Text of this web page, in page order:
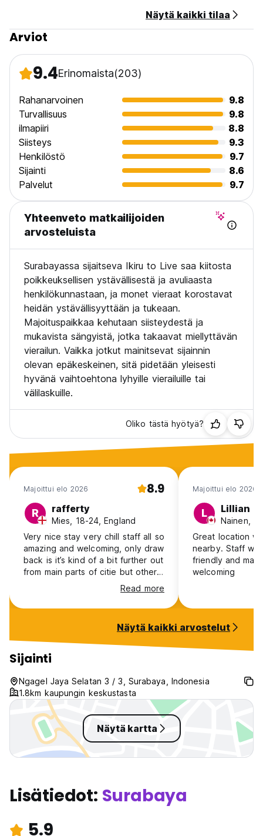
Näytä kaikki tilaa
Arviot
9.4Erinomaista(203)
Rahanarvoinen
9.8
Turvallisuus
9.8
ilmapiiri
8.8
Siisteys
9.3
Henkilöstö
9.7
Sijainti
8.6
Palvelut
9.7
Yhteenveto matkailijoiden
arvosteluista
Surabayassa sijaitseva Ikiru to Live saa kiitosta
poikkeuksellisen ystävällisestä ja avuliaasta
henkilökunnastaan, ja monet vieraat korostavat
heidän ystävällisyyttään ja tukeaan.
Majoituspaikkaa kehutaan siisteydestä ja
mukavista sängyistä, jotka takaavat miellyttävän
vierailun. Vaikka jotkut mainitsevat sijainnin
olevan epäkeskeinen, sitä pidetään yleisesti
hyvänä vaihtoehtona lyhyille vierailuille tai
välilaskuille.
Oliko tästä hyötyä?
Majoittui elo 2026 8.9
R rafferty
Mies, 18-24, England
Very nice stay very chill staff all so
amazing and welcoming, only draw
back is it’s kind of a bit further out
from main parts of citie but other
Read more
Majoittui elo 2026
L Lillian
Nainen,
Great location
nearby. Staff
friendly and
welcoming
Näytä kaikki arvostelut
Sijainti
Ngagel Jaya Selatan 3 / 3, Surabaya, Indonesia
1.8km kaupungin keskustasta
Näytä kartta
Lisätiedot: Surabaya
5.9